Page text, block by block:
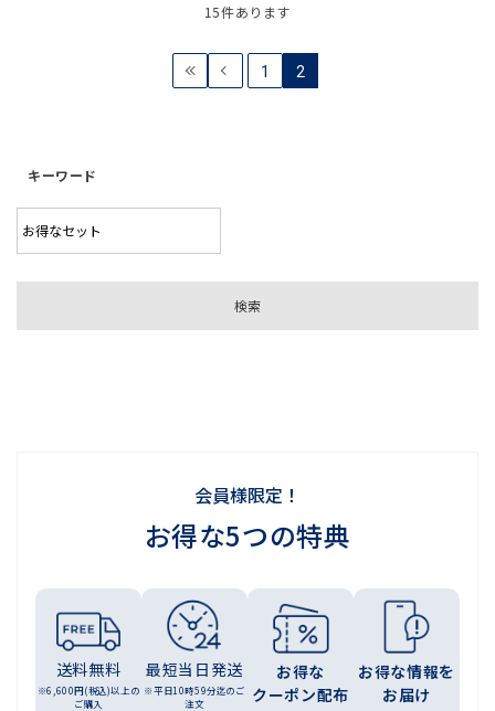
15件あります
1 2
キーワード
会員様限定！
お得な5つの特典
送料無料
※6,600円(税込)以上の
ご購入
最短当日発送
※平日10時59分迄のご
注文
お得な
クーポン配布
お得な情報を
お届け